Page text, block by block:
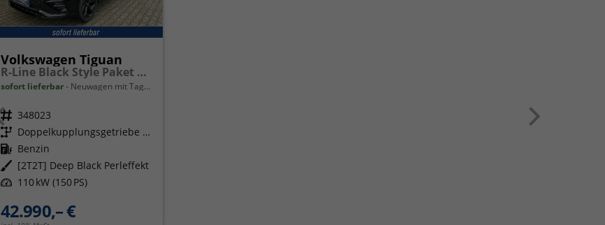
Volkswagen Tiguan
R-Line Black Style Paket Navi Matrix-LED ACC
sofort lieferbar Neuwagen mit Tageszulassung
Fahrzeugnr. 348023
Getriebe
Doppelkupplungsgetriebe (DSG)
Kraftstoff Benzin
Außenfarbe [2T2T] Deep Black Perleffekt
Leistung 110 kW (150 PS)
42.990,– €